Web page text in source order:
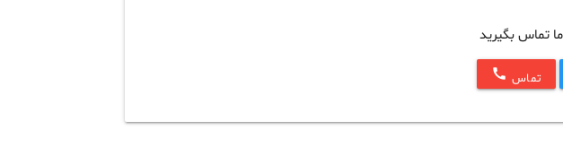
تماس بگیرید
تماس call